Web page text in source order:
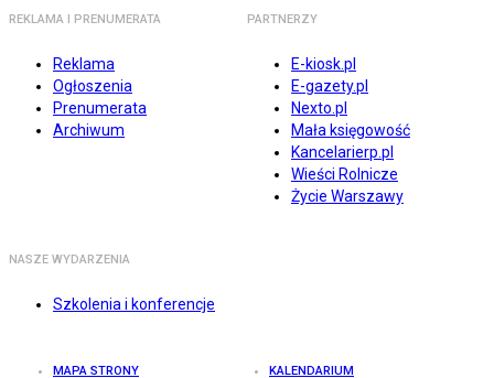
REKLAMA I PRENUMERATA
Reklama
Ogłoszenia
Prenumerata
Archiwum
PARTNERZY
E-kiosk.pl
E-gazety.pl
Nexto.pl
Mała księgowość
Kancelarierp.pl
Wieści Rolnicze
Życie Warszawy
NASZE WYDARZENIA
Szkolenia i konferencje
MAPA STRONY KALENDARIUM